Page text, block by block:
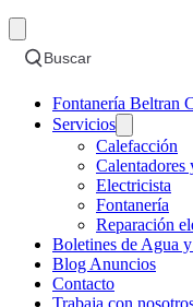
Buscar
Fontanería Beltran
Servicios
Calefacción
Calentadores
Electricista
Fontanería
Reparación
Boletines de Agua
Blog Anuncios
Contacto
Trabaja con